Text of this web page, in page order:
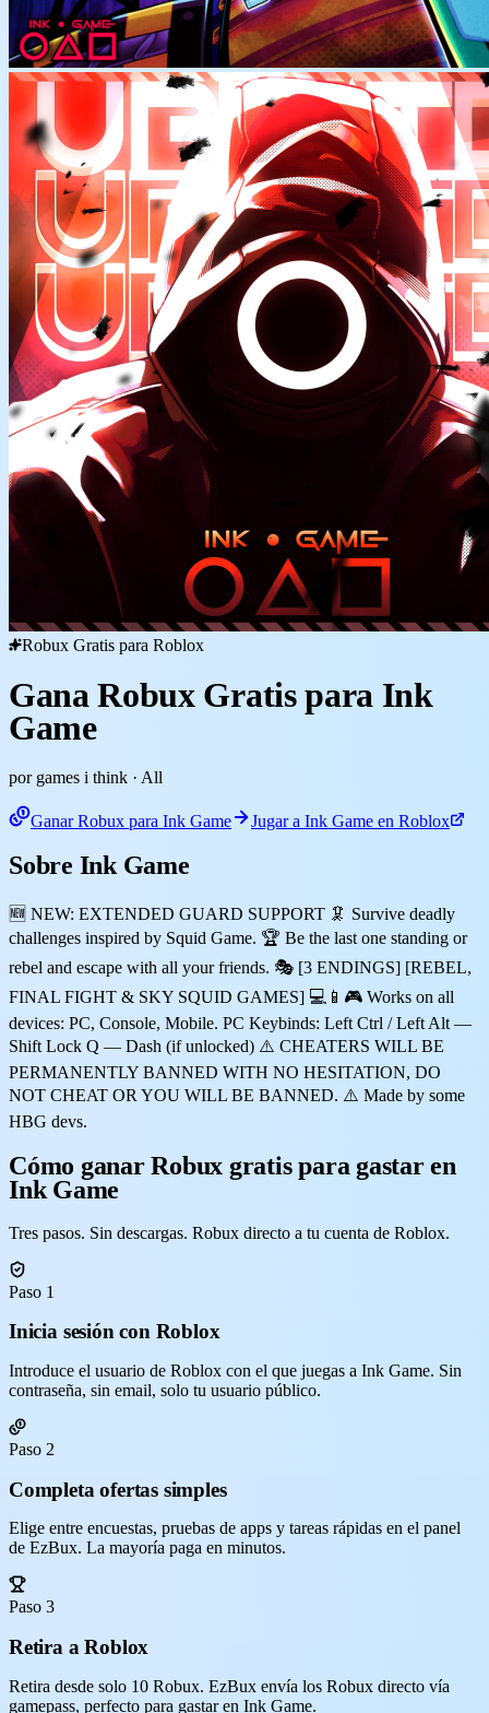
Robux Gratis para Roblox
Gana Robux Gratis para Ink
Game
por games i think · All
Ganar Robux para Ink Game Jugar a Ink Game en Roblox
Sobre Ink Game
🆕 NEW: EXTENDED GUARD SUPPORT 🦑 Survive deadly
challenges inspired by Squid Game. 🏆 Be the last one standing or
rebel and escape with all your friends. 🎭 [3 ENDINGS] [REBEL,
FINAL FIGHT & SKY SQUID GAMES] 💻📱🎮 Works on all
devices: PC, Console, Mobile. PC Keybinds: Left Ctrl / Left Alt —
Shift Lock Q — Dash (if unlocked) ⚠️ CHEATERS WILL BE
PERMANENTLY BANNED WITH NO HESITATION, DO
NOT CHEAT OR YOU WILL BE BANNED. ⚠️ Made by some
HBG devs.
Cómo ganar Robux gratis para gastar en
Ink Game
Tres pasos. Sin descargas. Robux directo a tu cuenta de Roblox.
Paso 1
Inicia sesión con Roblox
Introduce el usuario de Roblox con el que juegas a Ink Game. Sin
contraseña, sin email, solo tu usuario público.
Paso 2
Completa ofertas simples
Elige entre encuestas, pruebas de apps y tareas rápidas en el panel
de EzBux. La mayoría paga en minutos.
Paso 3
Retira a Roblox
Retira desde solo 10 Robux. EzBux envía los Robux directo vía
gamepass, perfecto para gastar en Ink Game.